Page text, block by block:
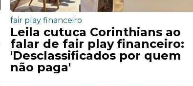
fair play financeiro
Leila cutuca Corinthians ao
falar de fair play financeiro:
'Desclassificados por quem
não paga'